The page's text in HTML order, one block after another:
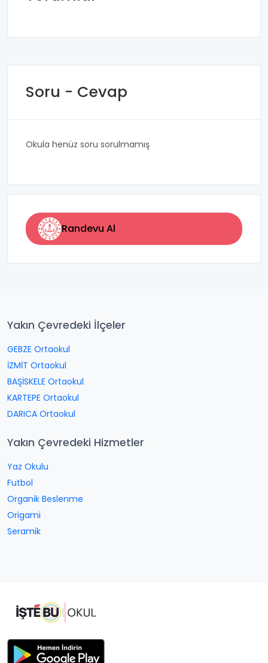
Soru - Cevap
Okula henüz soru sorulmamış
Randevu Al
Yakın Çevredeki İlçeler
GEBZE Ortaokul
İZMİT Ortaokul
BAŞİSKELE Ortaokul
KARTEPE Ortaokul
DARICA Ortaokul
Yakın Çevredeki Hizmetler
Yaz Okulu
Futbol
Organik Beslenme
Origami
Seramik